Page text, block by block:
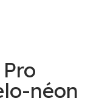
néon